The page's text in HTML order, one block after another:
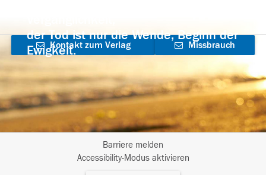
der Tod ist nur die Wende, Beginn der
Ewigkeit.
Kontakt zum Verlag
aufnehmen
Missbrauch
Barriere melden
Accessibility-Modus aktivieren